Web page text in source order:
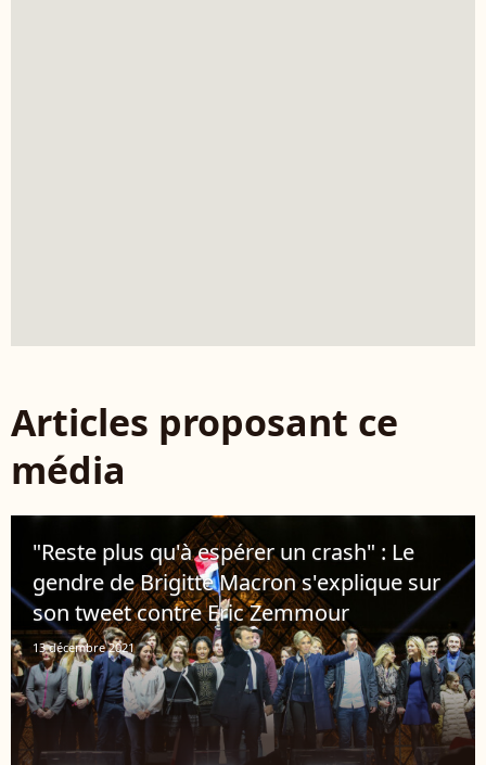
Articles proposant ce
média
"Reste plus qu'à espérer un crash" : Le
gendre de Brigitte Macron s'explique sur
son tweet contre Eric Zemmour
13 décembre 2021